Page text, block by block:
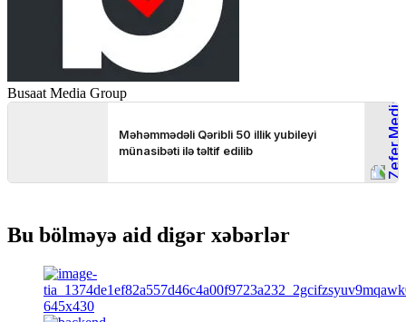
Busaat Media Group
Bu bölməyə aid digər xəbərlər